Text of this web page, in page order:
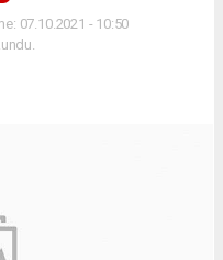
07.10.2021 - 10:50